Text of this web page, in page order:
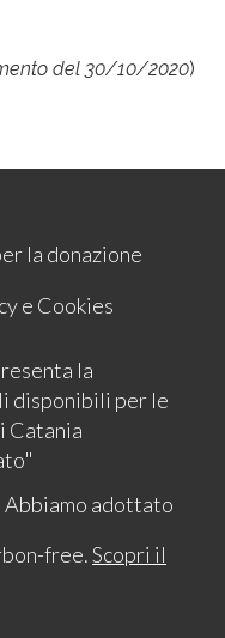
del 30/10/2020)
la donazione
e Cookies
la
disponibili per le
Catania
Abbiamo adottato
free.Scopri il